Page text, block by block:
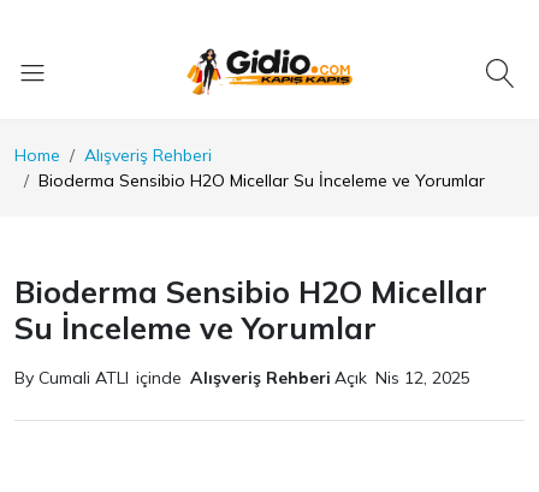
Home
Alışveriş Rehberi
Bioderma Sensibio H2O Micellar Su İnceleme ve Yorumlar
Bioderma Sensibio H2O Micellar
Su İnceleme ve Yorumlar
By Cumali ATLI içinde Alışveriş Rehberi Açık Nis 12, 2025